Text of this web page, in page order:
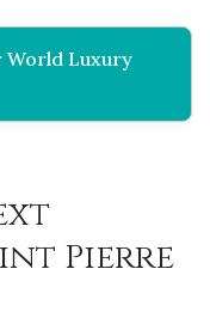
World Luxury
Pierre